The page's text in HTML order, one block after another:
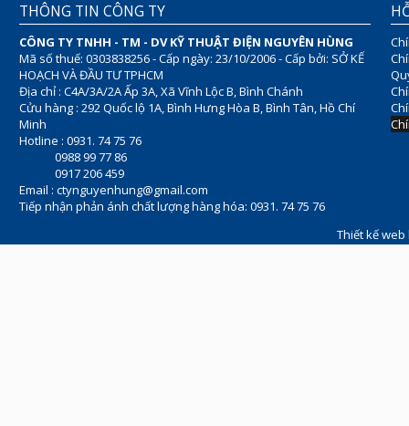
THÔNG TIN CÔNG TY
CÔNG TY TNHH - TM - DV KỸ THUẬT ĐIỆN NGUYÊN HÙNG
Mã số thuế: 0303838256 - Cấp ngày: 23/10/2006 - Cấp bởi: SỞ KẾ
HOẠCH VÀ ĐẦU TƯ TPHCM
Địa chỉ : C4A/3A/2A Ấp 3A, Xã Vĩnh Lộc B, Bình Chánh
Cửu hàng : 292 Quốc lộ 1A, Bình Hưng Hòa B, Bình Tân, Hồ Chí
Minh
Hotline : 0931. 74 75 76
0988 99 77 86
0917 206 459
Email : ctynguyenhung@gmail.com
Tiếp nhận phản ánh chất lượng hàng hóa: 0931. 74 75 76
Thiết kế web